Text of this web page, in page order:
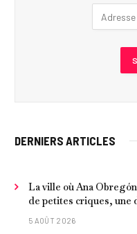
DERNIERS ARTICLES
La ville où Ana
de petites criques, une
mer et les meilleurs
5 AOÛT 2026